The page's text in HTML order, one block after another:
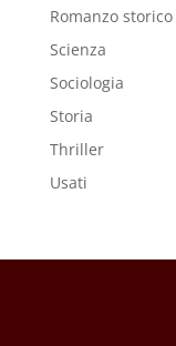
Romanzo storico
Scienza
Sociologia
Storia
Thriller
Usati